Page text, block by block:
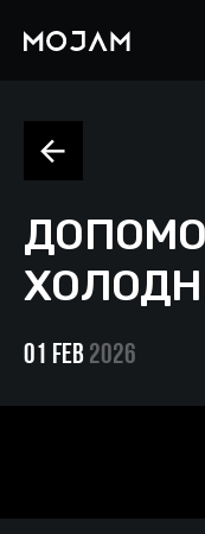
01 Feb2026